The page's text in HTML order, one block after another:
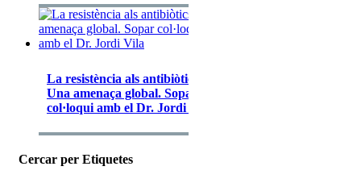
La resistència als antibiòtics:
Una amenaça global. Sopar
col·loqui amb el Dr. Jordi Vila
Cercar per Etiquetes